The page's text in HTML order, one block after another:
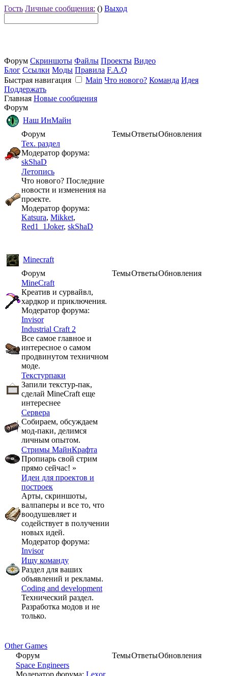
Гость Личные сообщения: () Выход
Форум Скриншоты Файлы Проекты Видео
Блог Ссылки Моды Правила F.A.Q
Быстрая навигация
Main Что нового? Команда Идея
Поддержать
Главная Новые сообщения
Форум
Наш ИнМайн
Форум
ТемыОтветыОбновления
Тех. раздел
Модератор форума:
skShaD
Летопись
Что нового? Последние
новости и изменения на
проекте.
Модератор форума:
Katsura, Mikket,
Red1_1Joker, skShaD
Minecraft
Форум
ТемыОтветыОбновления
MineCraft
Креатив и сурвайвл,
хардкор и приключения.
Модератор форума:
Invisor
Industrial Craft 2
Все самое главное и
интересное о самом
продвинутом техничном
моде.
Текстурпаки
Запили текстур-пак,
сделай MineCraft еще
интереснее
Сервера
Собираем, обсуждаем
мод-паки, делимся
личным опытом.
Стримы МайнКрафта
Пропиарь свой стрим
прямо сейчас! »
Идеи для проектов и
построек
Арты, скриншоты,
валпаперы и все то, что
воодушевляет и
содействует в получении
новых идей.
Модератор форума:
Invisor
Ищу команду
Раздел для ваших
объявлений и рекламы.
Coding and development
Технический раздел.
Разработка модов и не
только.
Other Games
Форум
ТемыОтветыОбновления
Space Engineers
Модератор форума: Lexor